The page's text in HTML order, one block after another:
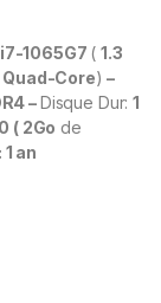
1065G7 (1.3
Quad-Core) –
–Disque Dur:1
( 2Go de
an